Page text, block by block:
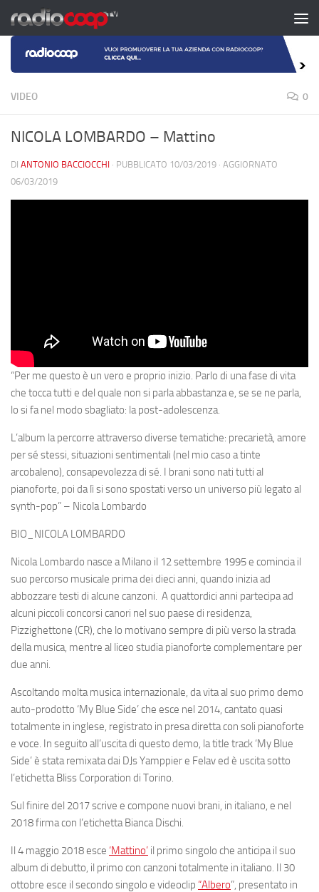
Salta al contenuto
VIDEO 0
NICOLA LOMBARDO – Mattino
DI ANTONIO BACCIOCCHI · PUBBLICATO 10/03/2019 · AGGIORNATO
06/03/2019
“Per me questo è un vero e proprio inizio. Parlo di una fase di vita
che tocca tutti e del quale non si parla abbastanza e, se se ne parla,
lo si fa nel modo sbagliato: la post-adolescenza.
L’album la percorre attraverso diverse tematiche: precarietà, amore
per sé stessi, situazioni sentimentali (nel mio caso a tinte
arcobaleno), consapevolezza di sé. I brani sono nati tutti al
pianoforte, poi da lì si sono spostati verso un universo più legato al
synth-pop” – Nicola Lombardo
BIO_NICOLA LOMBARDO
Nicola Lombardo nasce a Milano il 12 settembre 1995 e comincia il
suo percorso musicale prima dei dieci anni, quando inizia ad
abbozzare testi di alcune canzoni. A quattordici anni partecipa ad
alcuni piccoli concorsi canori nel suo paese di residenza,
Pizzighettone (CR), che lo motivano sempre di più verso la strada
della musica, mentre al liceo studia pianoforte complementare per
due anni.
Ascoltando molta musica internazionale, da vita al suo primo demo
auto-prodotto ‘My Blue Side’che esce nel 2014, cantato quasi
totalmente in inglese, registrato in presa diretta con soli pianoforte
e voce. In seguito all’uscita di questo demo, la title track ‘My Blue
Side’ è stata remixata dai DJs Yamppier e Felav ed è uscita sotto
l’etichetta Bliss Corporation di Torino.
Sul finire del 2017 scrive e compone nuovi brani, in italiano, e nel
2018 firma con l’etichettaBianca Dischi.
Il 4 maggio 2018 esce ‘Mattino’ il primo singolo che anticipa il suo
album di debutto, il primo con canzoni totalmente in italiano. Il 30
ottobre esce il secondo singolo e videoclip “Albero”, presentato in